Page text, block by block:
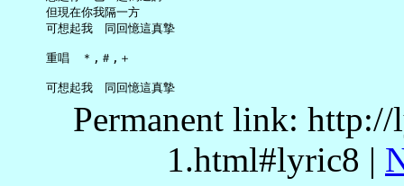
     但現在你我隔一方
     可想起我　同回憶這真摯
     重唱　＊,＃,＋
Permanent link:
1.html#lyric8 |